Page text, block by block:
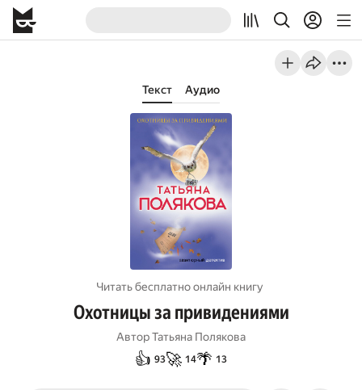
Текст Аудио
Читать бесплатно онлайн книгу
Охотницы за привидениями
АвторТатьяна Полякова
👍 93🚀 14🌴 13